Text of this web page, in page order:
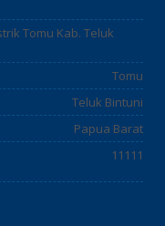
Tomu Kab. Teluk
Tomu
Teluk Bintuni
Papua Barat
11111